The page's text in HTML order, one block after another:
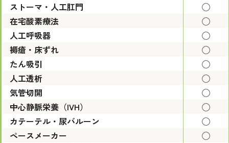
ストーマ・人工肛門
◯
在宅酸素療法
◯
人工呼吸器
◯
褥瘡・床ずれ
◯
たん吸引
◯
人工透析
◯
気管切開
◯
中心静脈栄養（IVH）
◯
カテーテル・尿バルーン
◯
ペースメーカー
◯